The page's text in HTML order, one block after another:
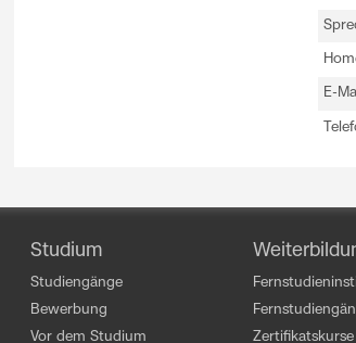
E-
Studium
Studiengänge
Bewerbung
Vor dem Studium
Zertifikatskurse